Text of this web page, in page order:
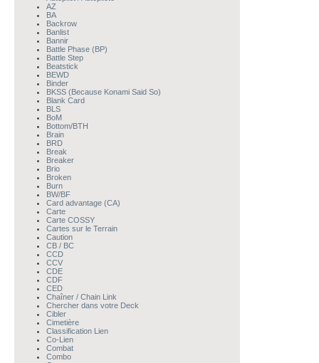
AZ
BA
Backrow
Banlist
Bannir
Battle Phase (BP)
Battle Step
Beatstick
BEWD
Binder
BKSS (Because Konami Said So)
Blank Card
BLS
BoM
Bottom/BTH
Brain
BRD
Break
Breaker
Brio
Broken
Burn
BW/BF
Card advantage (CA)
Carte
Carte COSSY
Cartes sur le Terrain
Caution
CB / BC
CCD
CCV
CDE
CDF
CED
Chaîner / Chain Link
Chercher dans votre Deck
Cibler
Cimetière
Classification Lien
Co-Lien
Combat
Combo